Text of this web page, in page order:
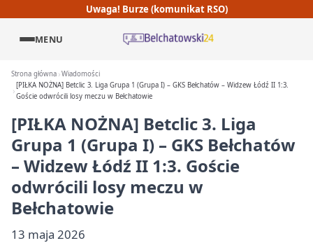
Uwaga! Burze (komunikat RSO)
MENU
Strona główna Wiadomości
[PIŁKA NOŻNA] Betclic 3. Liga Grupa 1 (Grupa I) – GKS Bełchatów – Widzew Łódź II 1:3.
Goście odwrócili losy meczu w Bełchatowie
[PIŁKA NOŻNA] Betclic 3. Liga
Grupa 1 (Grupa I) – GKS Bełchatów
– Widzew Łódź II 1:3. Goście
odwrócili losy meczu w
Bełchatowie
13 maja 2026